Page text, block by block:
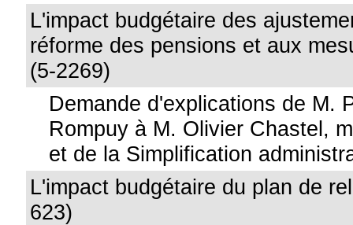
L'impact budgétaire des
réforme des pensions et aux
(5-2269)
Demande d'explications de M.
Rompuy à M. Olivier Chastel,
et de la Simplification
L'impact budgétaire du plan de
623)